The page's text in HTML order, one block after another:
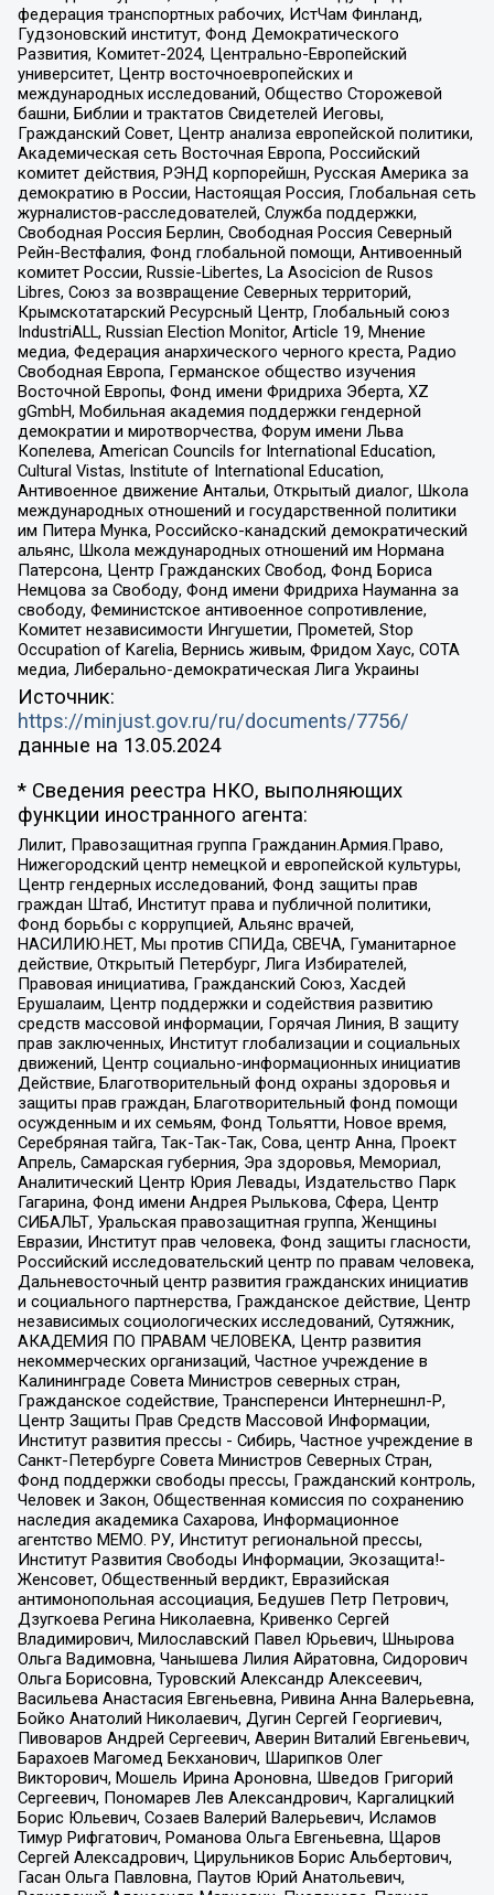
федерация транспортных рабочих, ИстЧам Финланд,
Гудзоновский институт, Фонд Демократического
Развития, Комитет-2024, Центрально-Европейский
университет, Центр восточноевропейских и
международных исследований, Общество Сторожевой
башни, Библии и трактатов Свидетелей Иеговы,
Гражданский Совет, Центр анализа европейской политики,
Академическая сеть Восточная Европа, Российский
комитет действия, РЭНД корпорейшн, Русская Америка за
демократию в России, Настоящая Россия, Глобальная сеть
журналистов-расследователей, Служба поддержки,
Свободная Россия Берлин, Свободная Россия Северный
Рейн-Вестфалия, Фонд глобальной помощи, Антивоенный
комитет России, Russie-Libertes, La Asocicion de Rusos
Libres, Союз за возвращение Северных территорий,
Крымскотатарский Ресурсный Центр, Глобальный союз
IndustriALL, Russian Election Monitor, Article 19, Мнение
медиа, Федерация анархического черного креста, Радио
Свободная Европа, Германское общество изучения
Восточной Европы, Фонд имени Фридриха Эберта, XZ
gGmbH, Мобильная академия поддержки гендерной
демократии и миротворчества, Форум имени Льва
Копелева, American Councils for International Education,
Cultural Vistas, Institute of International Education,
Антивоенное движение Антальи, Открытый диалог, Школа
международных отношений и государственной политики
им Питера Мунка, Российско-канадский демократический
альянс, Школа международных отношений им Нормана
Патерсона, Центр Гражданских Свобод, Фонд Бориса
Немцова за Свободу, Фонд имени Фридриха Науманна за
свободу, Феминистское антивоенное сопротивление,
Комитет независимости Ингушетии, Прометей, Stop
Occupation of Karelia, Вернись живым, Фридом Хаус, СОТА
медиа, Либерально-демократическая Лига Украины
Источник:
https://minjust.gov.ru/ru/documents/7756/
данные на 13.05.2024
* Сведения реестра НКО, выполняющих
функции иностранного агента:
Лилит, Правозащитная группа Гражданин.Армия.Право,
Нижегородский центр немецкой и европейской культуры,
Центр гендерных исследований, Фонд защиты прав
граждан Штаб, Институт права и публичной политики,
Фонд борьбы с коррупцией, Альянс врачей,
НАСИЛИЮ.НЕТ, Мы против СПИДа, СВЕЧА, Гуманитарное
действие, Открытый Петербург, Лига Избирателей,
Правовая инициатива, Гражданский Союз, Хасдей
Ерушалаим, Центр поддержки и содействия развитию
средств массовой информации, Горячая Линия, В защиту
прав заключенных, Институт глобализации и социальных
движений, Центр социально-информационных инициатив
Действие, Благотворительный фонд охраны здоровья и
защиты прав граждан, Благотворительный фонд помощи
осужденным и их семьям, Фонд Тольятти, Новое время,
Серебряная тайга, Так-Так-Так, Сова, центр Анна, Проект
Апрель, Самарская губерния, Эра здоровья, Мемориал,
Аналитический Центр Юрия Левады, Издательство Парк
Гагарина, Фонд имени Андрея Рылькова, Сфера, Центр
СИБАЛЬТ, Уральская правозащитная группа, Женщины
Евразии, Институт прав человека, Фонд защиты гласности,
Российский исследовательский центр по правам человека,
Дальневосточный центр развития гражданских инициатив
и социального партнерства, Гражданское действие, Центр
независимых социологических исследований, Сутяжник,
АКАДЕМИЯ ПО ПРАВАМ ЧЕЛОВЕКА, Центр развития
некоммерческих организаций, Частное учреждение в
Калининграде Совета Министров северных стран,
Гражданское содействие, Трансперенси Интернешнл-Р,
Центр Защиты Прав Средств Массовой Информации,
Институт развития прессы - Сибирь, Частное учреждение в
Санкт-Петербурге Совета Министров Северных Стран,
Фонд поддержки свободы прессы, Гражданский контроль,
Человек и Закон, Общественная комиссия по сохранению
наследия академика Сахарова, Информационное
агентство МЕМО. РУ, Институт региональной прессы,
Институт Развития Свободы Информации, Экозащита!-
Женсовет, Общественный вердикт, Евразийская
антимонопольная ассоциация, Бедушев Петр Петрович,
Дзугкоева Регина Николаевна, Кривенко Сергей
Владимирович, Милославский Павел Юрьевич, Шнырова
Ольга Вадимовна, Чанышева Лилия Айратовна, Сидорович
Ольга Борисовна, Туровский Александр Алексеевич,
Васильева Анастасия Евгеньевна, Ривина Анна Валерьевна,
Бойко Анатолий Николаевич, Дугин Сергей Георгиевич,
Пивоваров Андрей Сергеевич, Аверин Виталий Евгеньевич,
Барахоев Магомед Бекханович, Шарипков Олег
Викторович, Мошель Ирина Ароновна, Шведов Григорий
Сергеевич, Пономарев Лев Александрович, Каргалицкий
Борис Юльевич, Созаев Валерий Валерьевич, Исламов
Тимур Рифгатович, Романова Ольга Евгеньевна, Щаров
Сергей Алексадрович, Цирульников Борис Альбертович,
Гасан Ольга Павловна, Паутов Юрий Анатольевич,